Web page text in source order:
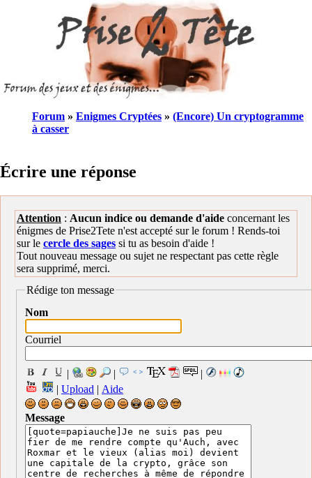
Forum » Enigmes Cryptées » (Encore) Un cryptogramme
à casser
Écrire une réponse
Attention : Aucun indice ou demande d'aide concernant les
énigmes de Prise2Tete n'est accepté sur le forum ! Rends-toi
sur le cercle des sages si tu as besoin d'aide !
Tout nouveau message ou sujet ne respectant pas cette règle
sera supprimé, merci.
Rédige ton message
Nom
Courriel
| |
|
| Upload | Aide
Message